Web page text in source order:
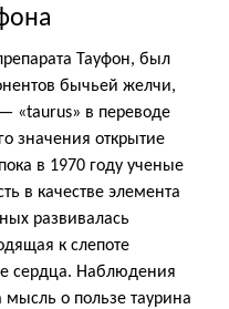
Тауфон, был
бычьей желчи,
«taurus» в переводе
значения открытие
в 1970 году ученые
в качестве элемента
развивалась
к слепоте
сердца. Наблюдения
о пользе таурина